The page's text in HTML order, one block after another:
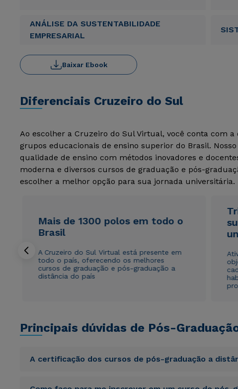
ANÁLISE DA SUSTENTABILIDADE
EMPRESARIAL
Baixar Ebook
Diferenciais Cruzeiro do Sul
Ao escolher a Cruzeiro do Sul Virtual, você conta com
grupos educacionais de ensino superior do Brasil.
qualidade de ensino com métodos inovadores e
moderna e diversos cursos de graduação e pós-
escolher a melhor opção para sua jornada universitária.
Mais de 1300 polos em todo o
Brasil
A Cruzeiro do Sul Virtual está presente em
todo o país, oferecendo os melhores
cursos de graduação e pós-graduação a
distância do país
Principais dúvidas de Pós-
A certificação dos cursos de pós-graduação a